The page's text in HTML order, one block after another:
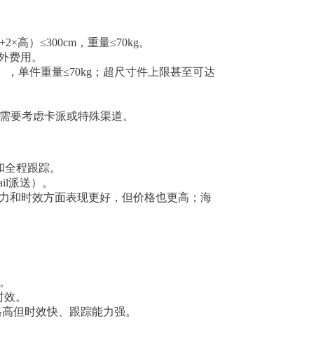
高）≤300cm，重量≤70kg。
费用。
，单件重量≤70kg；超尺寸件上限甚至可达
要考虑卡派或特殊渠道。
程跟踪。
派送）。
和时效方面表现更好，但价格也更高；海
。
但时效快、跟踪能力强。